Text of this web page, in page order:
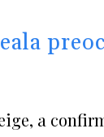
a